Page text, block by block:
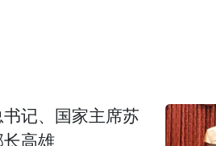
记、国家主席苏
高雄